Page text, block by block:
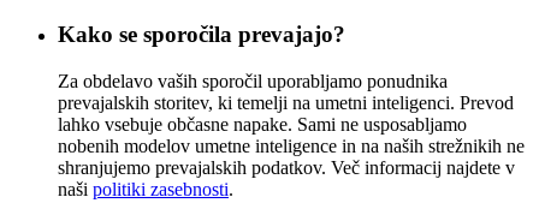
Kako se sporočila prevajajo?
Za obdelavo vaših sporočil uporabljamo ponudnika
prevajalskih storitev, ki temelji na umetni inteligenci. Prevod
lahko vsebuje občasne napake. Sami ne usposabljamo
nobenih modelov umetne inteligence in na naših strežnikih ne
shranjujemo prevajalskih podatkov. Več informacij najdete v
naši politiki zasebnosti.